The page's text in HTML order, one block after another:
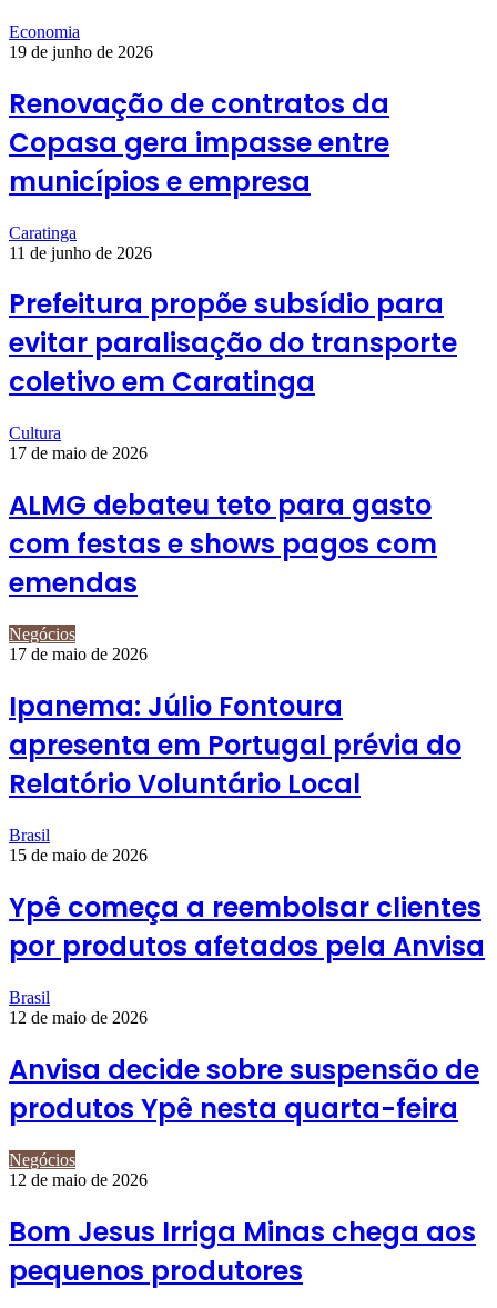
Economia
19 de junho de 2026
Renovação de contratos da
Copasa gera impasse entre
municípios e empresa
Caratinga
11 de junho de 2026
Prefeitura propõe subsídio para
evitar paralisação do transporte
coletivo em Caratinga
Cultura
17 de maio de 2026
ALMG debateu teto para gasto
com festas e shows pagos com
emendas
Negócios
17 de maio de 2026
Ipanema: Júlio Fontoura
apresenta em Portugal prévia do
Relatório Voluntário Local
Brasil
15 de maio de 2026
Ypê começa a reembolsar clientes
por produtos afetados pela Anvisa
Brasil
12 de maio de 2026
Anvisa decide sobre suspensão de
produtos Ypê nesta quarta-feira
Negócios
12 de maio de 2026
Bom Jesus Irriga Minas chega aos
pequenos produtores